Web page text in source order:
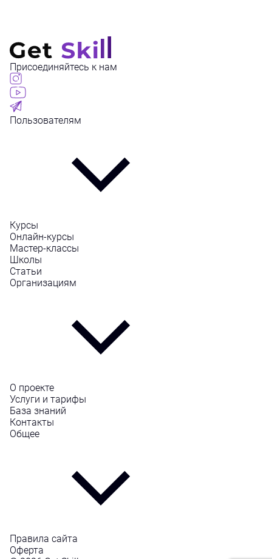
Присоединяйтесь к нам
Пользователям
Курсы
Онлайн-курсы
Мастер-классы
Школы
Статьи
Организациям
О проекте
Услуги и тарифы
База знаний
Контакты
Общее
Правила сайта
Оферта